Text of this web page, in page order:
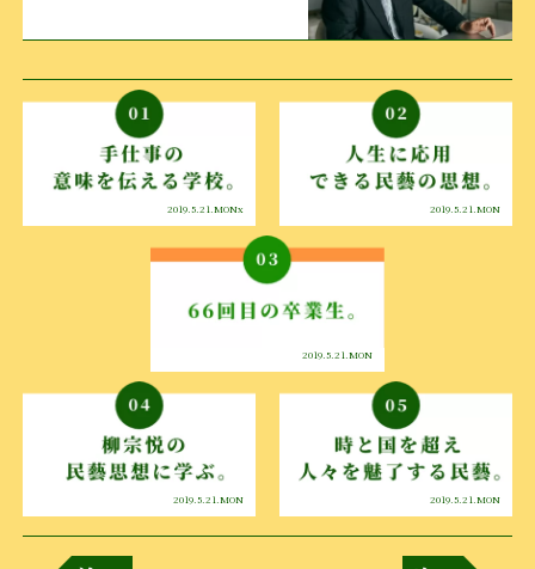
2019.5.21.MONx 2019.5.21.MON
2019.5.21.MON
2019.5.21.MON 2019.5.21.MON